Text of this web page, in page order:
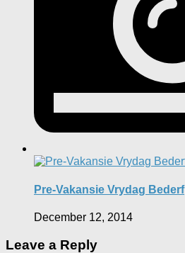
Pre-Vakansie Vrydag Bederf
December 12, 2014
Leave a Reply